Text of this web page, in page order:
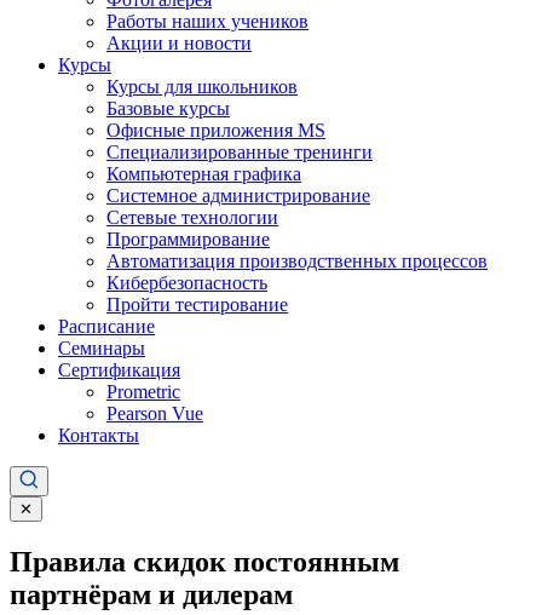
Работы наших учеников
Акции и новости
Курсы
Курсы для школьников
Базовые курсы
Офисные приложения MS
Специализированные тренинги
Компьютерная графика
Системное администрирование
Сетевые технологии
Программирование
Автоматизация производственных процессов
Кибербезопасность
Пройти тестирование
Расписание
Семинары
Сертификация
Prometric
Pearson Vue
Контакты
✕
Правила скидок постоянным
партнёрам и дилерам